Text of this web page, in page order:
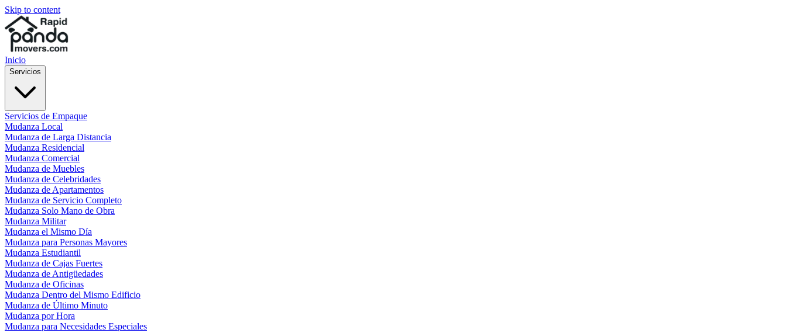
Skip to content
Inicio
Servicios
Servicios de Empaque
Mudanza Local
Mudanza de Larga Distancia
Mudanza Residencial
Mudanza Comercial
Mudanza de Muebles
Mudanza de Celebridades
Mudanza de Apartamentos
Mudanza de Servicio Completo
Mudanza Solo Mano de Obra
Mudanza Militar
Mudanza el Mismo Día
Mudanza para Personas Mayores
Mudanza Estudiantil
Mudanza de Cajas Fuertes
Mudanza de Antigüedades
Mudanza de Oficinas
Mudanza Dentro del Mismo Edificio
Mudanza de Último Minuto
Mudanza por Hora
Mudanza para Necesidades Especiales